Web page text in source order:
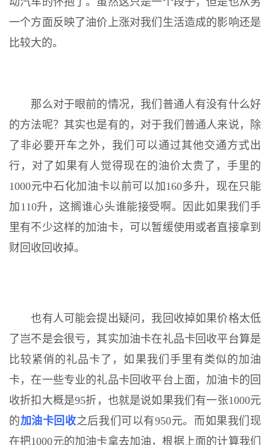
一个方面反映了油价上涨对我们生活造成的影响还是
比较大的。
那么对于眼前的情况，我们普通人有没有什么好
的方法呢？其实也是有的，对于我们普通人来说，除
了非必要开车之外，我们可以通过其他交通方式出
行，对了如果有人觉得现在的油价太贵了，手里的
1000元中石化加油卡以前可以加160多升，现在只能
加110升，这搁谁心头谁能接受啊。因此如果我们手
里有不少这样的加油卡，可以暂缓使用或者直接拿到
财回收回收掉。
也有人可能会提出疑问，我回收掉如果价格太低
了岂不是会很亏，其实加油卡在礼品卡回收平台算是
比较紧俏的礼品卡了，如果我们手里有类似的加油
卡，在一些专业的礼品卡回收平台上面，加油卡的回
收折扣大概是95折，也就是说如果我们有一张1000元
的加油卡回收之后我们可以有950元。而如果我们现
在把1000元的加油卡拿去加油，根据上面的计算我们